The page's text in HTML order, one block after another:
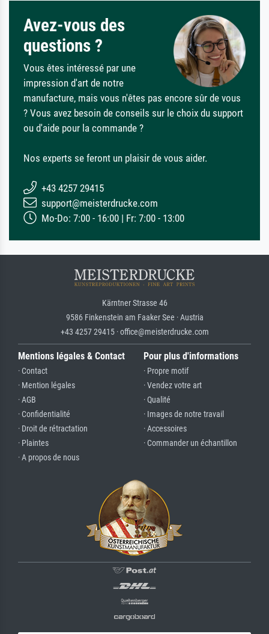
Avez-vous des
questions ?
Vous êtes intéressé par une
impression d'art de notre
manufacture, mais vous n'êtes pas encore sûr de vous
? Vous avez besoin de conseils sur le choix du support
ou d'aide pour la commande ?
Nos experts se feront un plaisir de vous aider.
+43 4257 29415
support@meisterdrucke.com
Mo-Do: 7:00 - 16:00 | Fr: 7:00 - 13:00
Kärntner Strasse 46
9586 Finkenstein am Faaker See · Austria
+43 4257 29415 · office@meisterdrucke.com
Mentions légales & Contact
· Contact
· Mention légales
· AGB
· Confidentialité
· Droit de rétractation
· Plaintes
· A propos de nous
Pour plus d'informations
· Propre motif
· Vendez votre art
· Qualité
· Images de notre travail
· Accessoires
· Commander un échantillon